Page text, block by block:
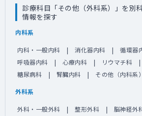
診療科目「その他（外科系）」を別
情報を探す
内科系
内科・一般内科 消化器内科 循環器
呼吸器内科
心療内科 リウマチ科
糖尿病科
腎臓内科 その他（内科系）
外科系
外科・一般外科 整形外科 脳神経外